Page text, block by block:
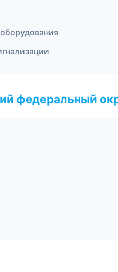
федеральный